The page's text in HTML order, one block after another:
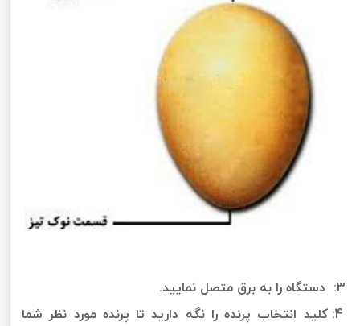
4: کلید انتخاب پرنده را نگه دارید تا پرنده مورد نظر شما